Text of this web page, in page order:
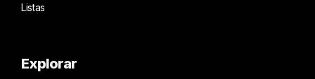
Listas
Explorar